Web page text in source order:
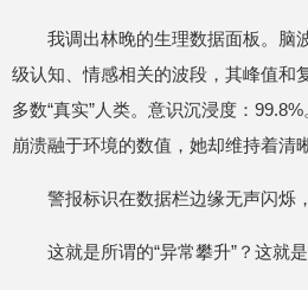
我调出林晚的生理数据面板。脑
级认知、情感相关的波段，其峰值和
多数“真实”人类。意识沉浸度：
崩溃融于环境的数值，她却维持着清
警报标识在数据栏边缘无声闪烁
这就是所谓的“异常攀升”？这就